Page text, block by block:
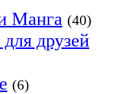
Манга (40)
друзей
(6)